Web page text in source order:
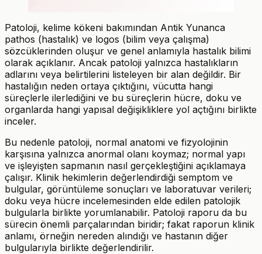
Patoloji, kelime kökeni bakımından Antik Yunanca
pathos (hastalık) ve logos (bilim veya çalışma)
sözcüklerinden oluşur ve genel anlamıyla hastalık bilimi
olarak açıklanır. Ancak patoloji yalnızca hastalıkların
adlarını veya belirtilerini listeleyen bir alan değildir. Bir
hastalığın neden ortaya çıktığını, vücutta hangi
süreçlerle ilerlediğini ve bu süreçlerin hücre, doku ve
organlarda hangi yapısal değişikliklere yol açtığını birlikte
inceler.
Bu nedenle patoloji, normal anatomi ve fizyolojinin
karşısına yalnızca anormal olanı koymaz; normal yapı
ve işleyişten sapmanın nasıl gerçekleştiğini açıklamaya
çalışır. Klinik hekimlerin değerlendirdiği semptom ve
bulgular, görüntüleme sonuçları ve laboratuvar verileri;
doku veya hücre incelemesinden elde edilen patolojik
bulgularla birlikte yorumlanabilir. Patoloji raporu da bu
sürecin önemli parçalarından biridir; fakat raporun klinik
anlamı, örneğin nereden alındığı ve hastanın diğer
bulgularıyla birlikte değerlendirilir.